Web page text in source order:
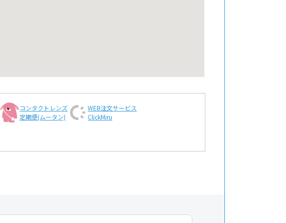
コンタクトレンズ
定期便(ムータン)
WEB注文サービス
ClickMiru